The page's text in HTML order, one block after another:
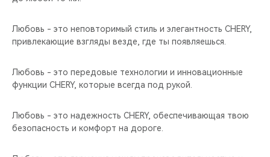
Любовь - это неповторимый стиль и элегантность CHERY,
привлекающие взгляды везде, где ты появляешься.
Любовь - это передовые технологии и инновационные
функции CHERY, которые всегда под рукой.
Любовь - это надежность CHERY, обеспечивающая твою
безопасность и комфорт на дороге.